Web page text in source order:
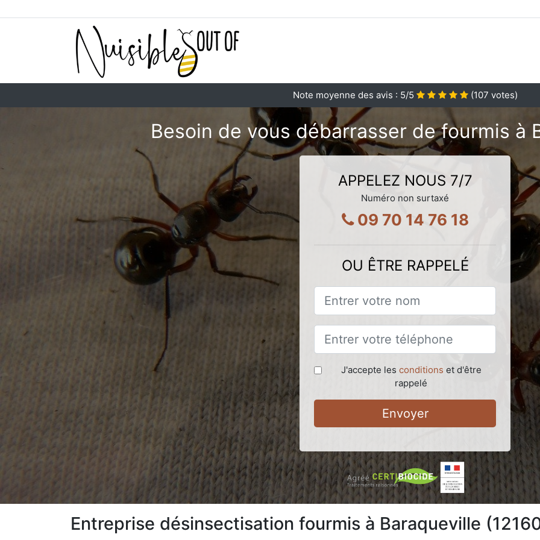
Note moyenne des avis : 5/5 (107 votes)
Besoin de vous débarrasser de fourmis à
APPELEZ NOUS 7/7
Numéro non surtaxé
09 70 14 76 18
OU ÊTRE RAPPELÉ
J'accepte les conditions et d'être
rappelé
Envoyer
Entreprise désinsectisation fourmis à Baraqueville